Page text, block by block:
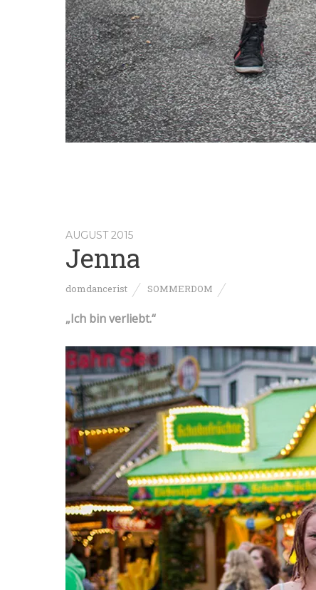
AUGUST 2015
Jenna
domdancerist SOMMERDOM
„Ich bin verliebt.“